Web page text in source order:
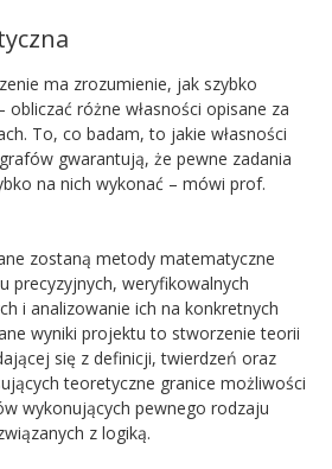
ma zrozumienie, jak szybko
różne własności opisane za
To, co badam, to jakie własności
gwarantują, że pewne zadania
na nich wykonać – mówi prof.
zostaną metody matematyczne
precyzyjnych, weryfikowalnych
i analizowanie ich na konkretnych
wyniki projektu to stworzenie teorii
się z definicji, twierdzeń oraz
teoretyczne granice możliwości
wykonujących pewnego rodzaju
z logiką.